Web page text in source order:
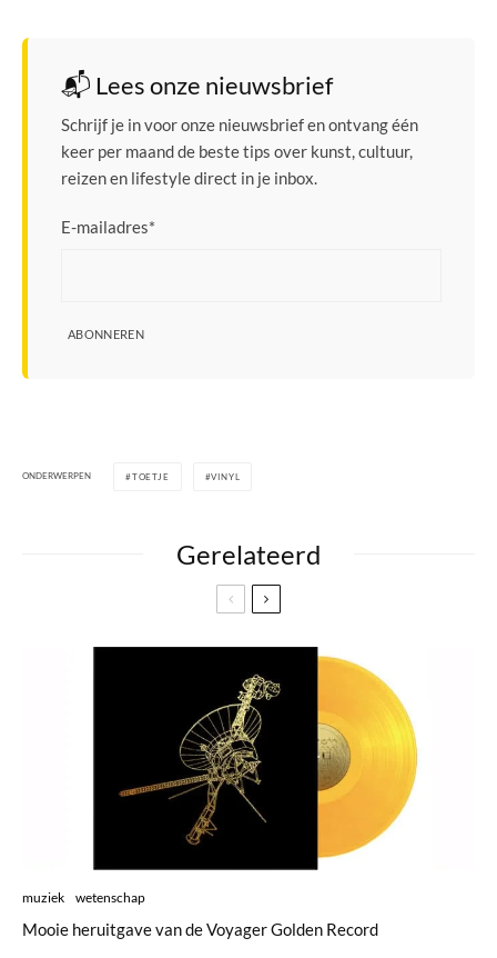
📬 Lees onze nieuwsbrief
Schrijf je in voor onze nieuwsbrief en ontvang één
keer per maand de beste tips over kunst, cultuur,
reizen en lifestyle direct in je inbox.
E-mailadres*
ABONNEREN
ONDERWERPEN TOETJE VINYL
Gerelateerd
muziek wetenschap
Mooie heruitgave van de Voyager Golden Record